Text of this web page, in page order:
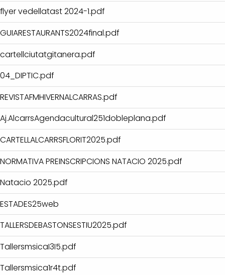
flyer vedellatast 2024-1.pdf
GUIARESTAURANTS2024final.pdf
cartellciutatgitanera.pdf
04_DIPTIC.pdf
REVISTAFMHIVERNALCARRAS.pdf
Aj.AlcarrsAgendacultural251dobleplana.pdf
CARTELLALCARRSFLORIT2025.pdf
NORMATIVA PREINSCRIPCIONS NATACIO 2025.pdf
Natacio 2025.pdf
ESTADES25web
TALLERSDEBASTONSESTIU2025.pdf
TallersmsicaI3I5.pdf
Tallersmsica1r4t.pdf